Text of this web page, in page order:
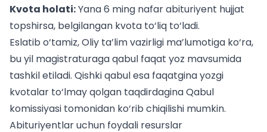
Kvota holati:Yana 6 ming nafar abituriyent hujjat
topshirsa, belgilangan kvota to‘liq to‘ladi.
Eslatib o‘tamiz, Oliy ta’lim vazirligi ma’lumotiga ko‘ra,
bu yil magistraturaga qabul faqat yoz mavsumida
tashkil etiladi. Qishki qabul esa faqatgina yozgi
kvotalar to‘lmay qolgan taqdirdagina Qabul
komissiyasi tomonidan ko‘rib chiqilishi mumkin.
Abituriyentlar uchun foydali resurslar